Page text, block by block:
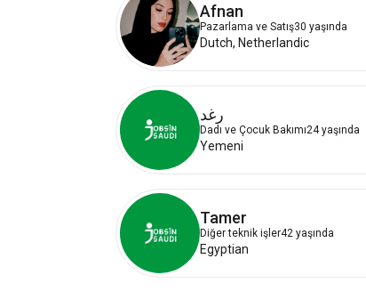
Afnan
Pazarlama ve Satış30 yaşında
Dutch, Netherlandic
رغد
Dadı ve Çocuk Bakımı24 yaşında
Yemeni
Tamer
Diğer teknik işler42 yaşında
Egyptian